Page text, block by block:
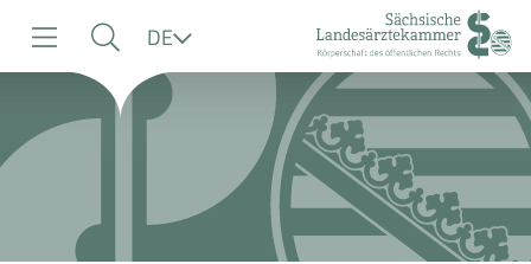
Navigation
Suche
Inhalt
DE